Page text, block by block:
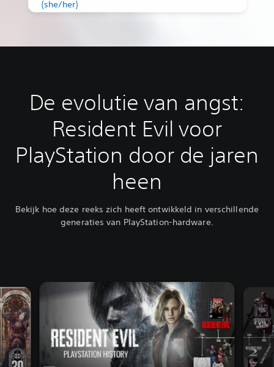
De evolutie van angst:
Resident Evil voor
PlayStation door de jaren
heen
Bekijk hoe deze reeks zich heeft ontwikkeld in verschillende
generaties van PlayStation-hardware.